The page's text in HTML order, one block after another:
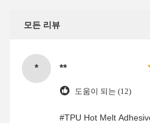
모든 리뷰
* **
도움이 되는 (12)
#TPU Hot Melt Adhesive